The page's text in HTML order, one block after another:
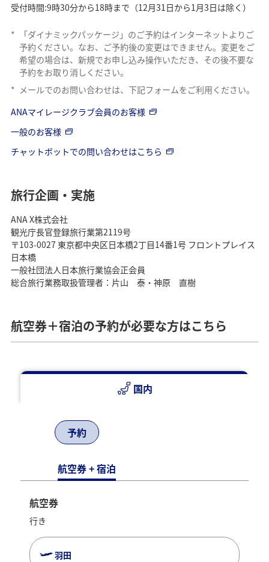
受付時間:9時30分から18時まで（12月31日から1月3日は除く）
*
「ダイナミックパッケージ」のご予約はインターネットよりご
予約ください。なお、ご予約後の変更はできません。変更をご
希望の場合は、新規でお申し込み操作いただき、その後不要な
予約をお取り消しください。
* メールでのお問い合わせは、下記フォームをご利用ください。
ANAマイレージクラブ会員のお客様
一般のお客様
チャットボットでの問い合わせはこちら
旅行企画・実施
ANA X株式会社
観光庁長官登録旅行業第2119号
〒103-0027 東京都中央区日本橋2丁目14番1号 フロントプレイス
日本橋
一般社団法人日本旅行業協会正会員
総合旅行業務取扱管理者：片山 泰・神原 直樹
航空券＋宿泊の予約が必要な方はこちら
国内
予約
航空券 + 宿泊
航空券
行き
羽田